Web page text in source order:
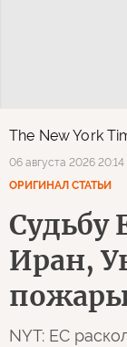
The New York
06 августа 2026 20:14
ОРИГИНАЛ СТАТЬИ
Судьбу
Иран,
NYT: ЕС